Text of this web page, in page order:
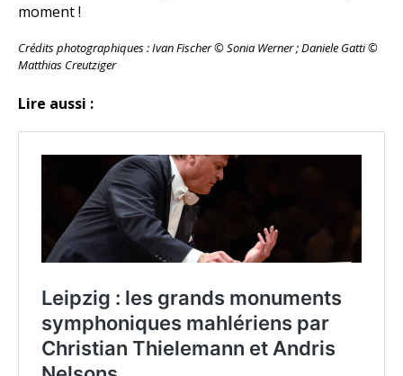
moment !
Crédits photographiques : Ivan Fischer© Sonia Werner ; Daniele Gatti ©
Matthias Creutziger
Lire aussi :